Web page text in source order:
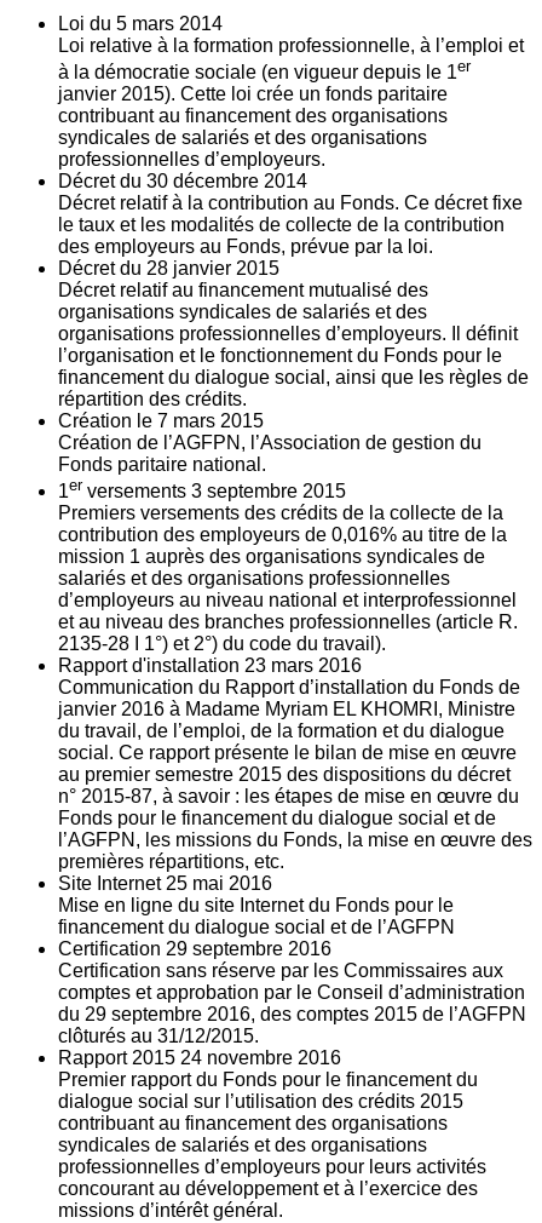
Loi du 5 mars 2014
Loi relative à la formation professionnelle, à l’emploi et
à la démocratie sociale (en vigueur depuis le 1er
janvier 2015). Cette loi crée un fonds paritaire
contribuant au financement des organisations
syndicales de salariés et des organisations
professionnelles d’employeurs.
Décret du 30 décembre 2014
Décret relatif à la contribution au Fonds. Ce décret fixe
le taux et les modalités de collecte de la contribution
des employeurs au Fonds, prévue par la loi.
Décret du 28 janvier 2015
Décret relatif au financement mutualisé des
organisations syndicales de salariés et des
organisations professionnelles d’employeurs. Il définit
l’organisation et le fonctionnement du Fonds pour le
financement du dialogue social, ainsi que les règles de
répartition des crédits.
Création le 7 mars 2015
Création de l’AGFPN, l’Association de gestion du
Fonds paritaire national.
1er versements 3 septembre 2015
Premiers versements des crédits de la collecte de la
contribution des employeurs de 0,016% au titre de la
mission 1 auprès des organisations syndicales de
salariés et des organisations professionnelles
d’employeurs au niveau national et interprofessionnel
et au niveau des branches professionnelles (article R.
2135‐28 I 1°) et 2°) du code du travail).
Rapport d'installation 23 mars 2016
Communication du Rapport d’installation du Fonds de
janvier 2016 à Madame Myriam EL KHOMRI, Ministre
du travail, de l’emploi, de la formation et du dialogue
social. Ce rapport présente le bilan de mise en œuvre
au premier semestre 2015 des dispositions du décret
n° 2015-87, à savoir : les étapes de mise en œuvre du
Fonds pour le financement du dialogue social et de
l’AGFPN, les missions du Fonds, la mise en œuvre des
premières répartitions, etc.
Site Internet 25 mai 2016
Mise en ligne du site Internet du Fonds pour le
financement du dialogue social et de l’AGFPN
Certification 29 septembre 2016
Certification sans réserve par les Commissaires aux
comptes et approbation par le Conseil d’administration
du 29 septembre 2016, des comptes 2015 de l’AGFPN
clôturés au 31/12/2015.
Rapport 2015 24 novembre 2016
Premier rapport du Fonds pour le financement du
dialogue social sur l’utilisation des crédits 2015
contribuant au financement des organisations
syndicales de salariés et des organisations
professionnelles d’employeurs pour leurs activités
concourant au développement et à l’exercice des
missions d’intérêt général.